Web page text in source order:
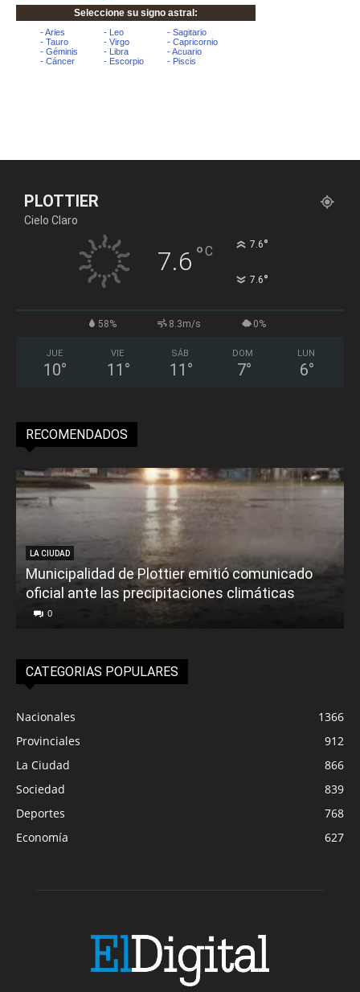
PLOTTIER
Cielo Claro
7.6 °C 7.6°
7.6°
58% 8.3m/s 0%
JUE
10°
VIE
11 °
SÁB
11 °
DOM
7°
LUN
6°
RECOMENDADOS
LA CIUDAD
Municipalidad de Plottier emitió comunicado
oficial ante las precipitaciones climáticas
0
CATEGORIAS POPULARES
Nacionales
1366
Provinciales
912
La Ciudad
866
Sociedad
839
Deportes
768
Economía
627